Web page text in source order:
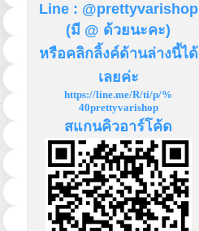
Line : @prettyvarishop
(มี @ ด้วยนะคะ)
หรือคลิกลิ้งค์ด้านล่างนี้ได้
เลยค่ะ
https://line.me/R/ti/p/%
40prettyvarishop
สแกนคิวอาร์โค้ด